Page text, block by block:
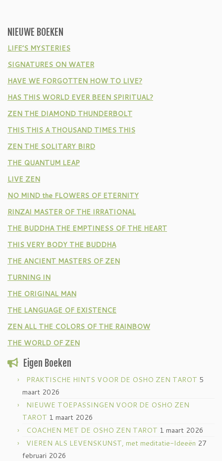
NIEUWE BOEKEN
LIFE’S MYSTERIES
SIGNATURES ON WATER
HAVE WE FORGOTTEN HOW TO LIVE?
HAS THIS WORLD EVER BEEN SPIRITUAL?
ZEN THE DIAMOND THUNDERBOLT
THIS THIS A THOUSAND TIMES THIS
ZEN THE SOLITARY BIRD
THE QUANTUM LEAP
LIVE ZEN
NO MIND the FLOWERS OF ETERNITY
RINZAI MASTER OF THE IRRATIONAL
THE BUDDHA THE EMPTINESS OF THE HEART
THIS VERY BODY THE BUDDHA
THE ANCIENT MASTERS OF ZEN
TURNING IN
THE ORIGINAL MAN
THE LANGUAGE OF EXISTENCE
ZEN ALL THE COLORS OF THE RAINBOW
THE WORLD OF ZEN
Eigen Boeken
PRAKTISCHE HINTS VOOR DE OSHO ZEN TAROT 5
maart 2026
NIEUWE TOEPASSINGEN VOOR DE OSHO ZEN
TAROT 1 maart 2026
COACHEN MET DE OSHO ZEN TAROT 1 maart 2026
VIEREN ALS LEVENSKUNST, met meditatie-Ideeën 27
februari 2026